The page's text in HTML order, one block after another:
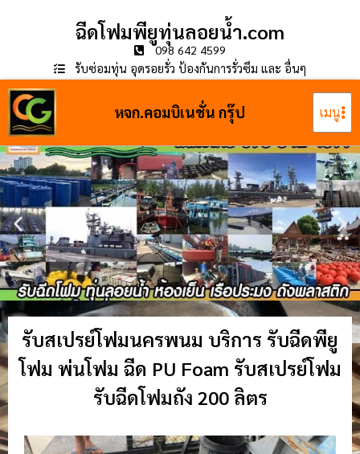
ฉีดโฟมพียูทุ่นลอยน้ำ.com
098 642 4599
รับซ่อมทุ่น อุดรอยรั่ว ป้องกันการรั่วซึม และ อื่นๆ
หจก.คอมบิเนชั่น กรุ๊ป เมนู
รับสเปรย์โฟมนครพนม บริการ รับฉีดพียู
โฟม พ่นโฟม ฉีด PU Foam รับสเปรย์โฟม
รับฉีดโฟมถัง 200 ลิตร